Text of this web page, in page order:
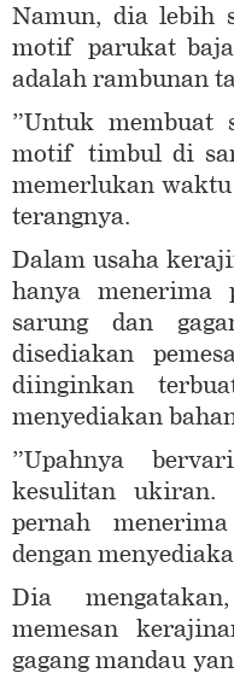
Namun, dia lebih
motif parukat
adalah rambunan
”Untuk membuat
motif timbul di
memerlukan
terangnya.
Dalam usaha
hanya menerima
sarung dan
disediakan
diinginkan
menyediakan
”Upahnya
kesulitan ukiran.
pernah
dengan
Dia
memesan
gagang mandau